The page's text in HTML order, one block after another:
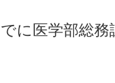
に医学部総